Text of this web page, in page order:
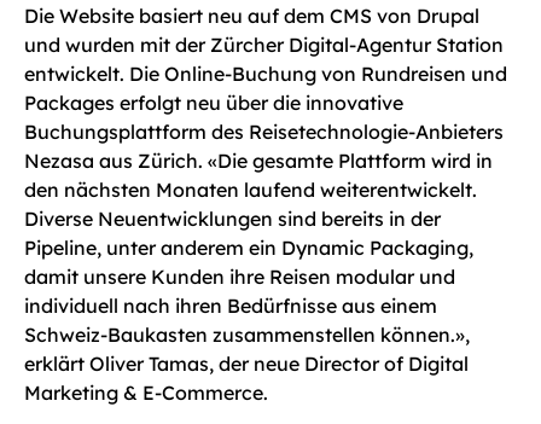
Die Website basiert neu auf dem CMS von Drupal
und wurden mit der Zürcher Digital-Agentur Station
entwickelt. Die Online-Buchung von Rundreisen und
Packages erfolgt neu über die innovative
Buchungsplattform des Reisetechnologie-Anbieters
Nezasa aus Zürich. «Die gesamte Plattform wird in
den nächsten Monaten laufend weiterentwickelt.
Diverse Neuentwicklungen sind bereits in der
Pipeline, unter anderem ein Dynamic Packaging,
damit unsere Kunden ihre Reisen modular und
individuell nach ihren Bedürfnisse aus einem
Schweiz-Baukasten zusammenstellen können.»,
erklärt Oliver Tamas, der neue Director of Digital
Marketing & E-Commerce.